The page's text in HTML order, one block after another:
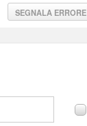
SEGNALA ERRORE